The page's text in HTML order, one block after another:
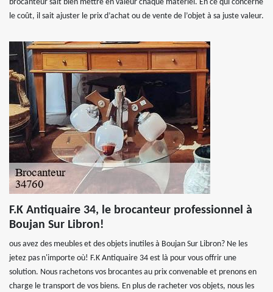
brocanteur sait bien mettre en valeur chaque matériel. En ce qui concerne
le coût, il sait ajuster le prix d’achat ou de vente de l’objet à sa juste valeur.
F.K Antiquaire 34, le brocanteur professionnel à
Boujan Sur Libron!
ous avez des meubles et des objets inutiles à Boujan Sur Libron? Ne les
jetez pas n'importe où! F.K Antiquaire 34 est là pour vous offrir une
solution. Nous rachetons vos brocantes au prix convenable et prenons en
charge le transport de vos biens. En plus de racheter vos objets, nous les